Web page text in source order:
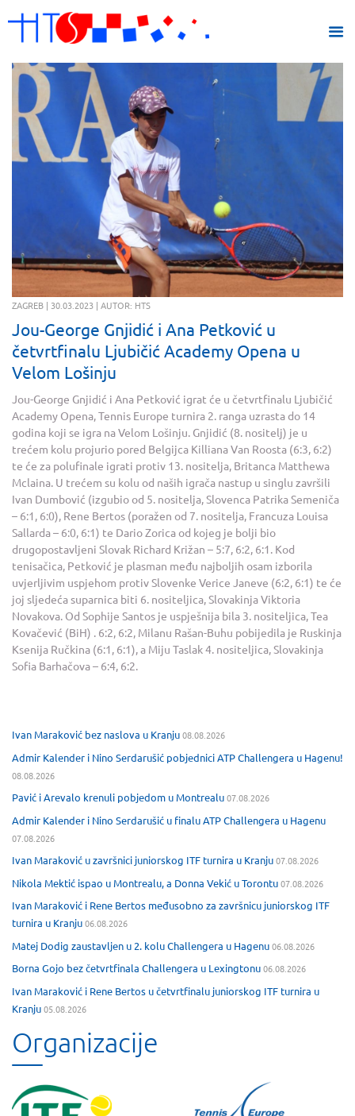
ZAGREB | 30.03.2023 | AUTOR: HTS
Jou-George Gnjidić i Ana Petković u
četvrtfinalu Ljubičić Academy Opena u
Velom Lošinju
Jou-George Gnjidić i Ana Petković igrat će u četvrtfinalu Ljubičić
Academy Opena, Tennis Europe turnira 2. ranga uzrasta do 14
godina koji se igra na Velom Lošinju. Gnjidić (8. nositelj) je u
trećem kolu projurio pored Belgijca Killiana Van Roosta (6:3, 6:2)
te će za polufinale igrati protiv 13. nositelja, Britanca Matthewa
Mclaina. U trećem su kolu od naših igrača nastup u singlu završili
Ivan Dumbović (izgubio od 5. nositelja, Slovenca Patrika Semeniča
– 6:1, 6:0), Rene Bertos (poražen od 7. nositelja, Francuza Louisa
Sallarda – 6:0, 6:1) te Dario Zorica od kojeg je bolji bio
drugopostavljeni Slovak Richard Križan – 5:7, 6:2, 6:1. Kod
tenisačica, Petković je plasman među najboljih osam izborila
uvjerljivim uspjehom protiv Slovenke Verice Janeve (6:2, 6:1) te će
joj sljedeća suparnica biti 6. nositeljica, Slovakinja Viktoria
Novakova. Od Sophije Santos je uspješnija bila 3. nositeljica, Tea
Kovačević (BiH) . 6:2, 6:2, Milanu Rašan-Buhu pobijedila je Ruskinja
Ksenija Ručkina (6:1, 6:1), a Miju Taslak 4. nositeljica, Slovakinja
Sofia Barhačova – 6:4, 6:2.
Ivan Maraković bez naslova u Kranju08.08.2026
Admir Kalender i Nino Serdarušić pobjednici ATP Challengera u Hagenu!
08.08.2026
Pavić i Arevalo krenuli pobjedom u Montrealu07.08.2026
Admir Kalender i Nino Serdarušić u finalu ATP Challengera u Hagenu
07.08.2026
Ivan Maraković u završnici juniorskog ITF turnira u Kranju07.08.2026
Nikola Mektić ispao u Montrealu, a Donna Vekić u Torontu07.08.2026
Ivan Maraković i Rene Bertos međusobno za završnicu juniorskog ITF
turnira u Kranju06.08.2026
Matej Dodig zaustavljen u 2. kolu Challengera u Hagenu06.08.2026
Borna Gojo bez četvrtfinala Challengera u Lexingtonu06.08.2026
Ivan Maraković i Rene Bertos u četvrtfinalu juniorskog ITF turnira u
Kranju05.08.2026
Organizacije